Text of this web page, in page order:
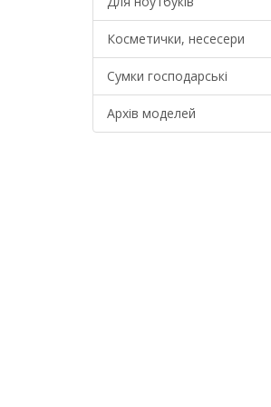
Косметички, несесери
Сумки господарські
Архів моделей